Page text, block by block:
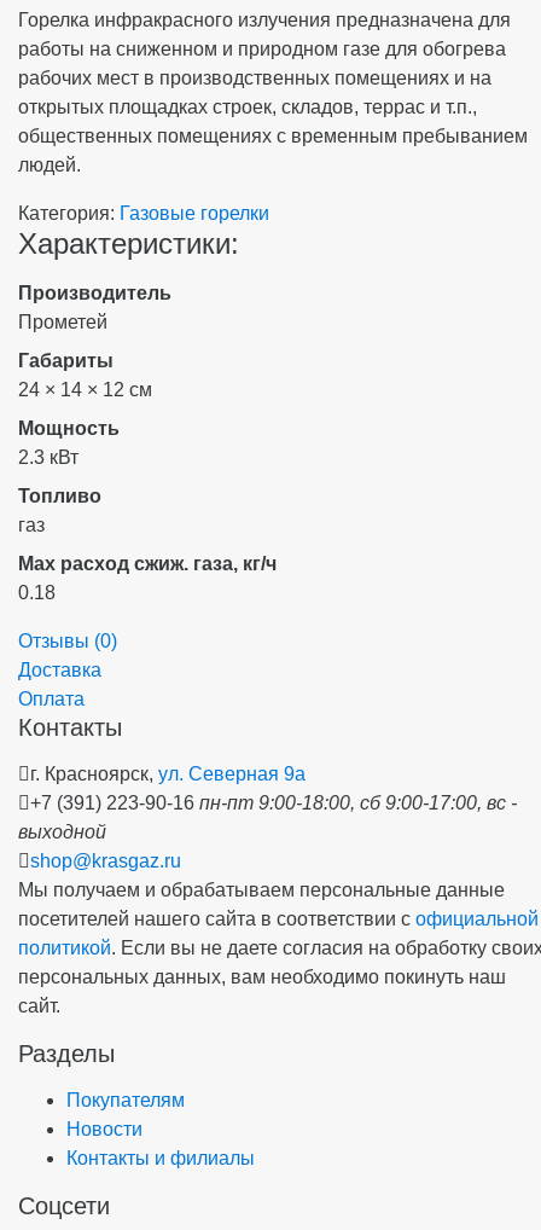
Горелка инфракрасного излучения предназначена для
работы на сниженном и природном газе для обогрева
рабочих мест в производственных помещениях и на
открытых площадках строек, складов, террас и т.п.,
общественных помещениях с временным пребыванием
людей.
Категория: Газовые горелки
Характеристики:
Производитель
Прометей
Габариты
24 × 14 × 12 см
Мощность
2.3 кВт
Топливо
газ
Max расход сжиж. газа, кг/ч
0.18
Отзывы (0)
Доставка
Оплата
Контакты
г. Красноярск, ул. Северная 9а
+7 (391) 223-90-16 пн-пт 9:00-18:00, сб 9:00-17:00, вс -
выходной
shop@krasgaz.ru
Мы получаем и обрабатываем персональные данные
посетителей нашего сайта в соответствии с официальной
политикой. Если вы не даете согласия на обработку
персональных данных, вам необходимо покинуть наш
сайт.
Разделы
Покупателям
Новости
Контакты и филиалы
Соцсети